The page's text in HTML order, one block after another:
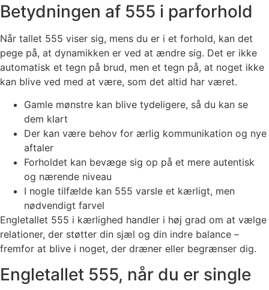
Betydningen af 555 i parforhold
Når tallet 555 viser sig, mens du er i et forhold, kan det
pege på, at dynamikken er ved at ændre sig. Det er ikke
automatisk et tegn på brud, men et tegn på, at noget ikke
kan blive ved med at være, som det altid har været.
Gamle mønstre kan blive tydeligere, så du kan se
dem klart
Der kan være behov for ærlig kommunikation og nye
aftaler
Forholdet kan bevæge sig op på et mere autentisk
og nærende niveau
I nogle tilfælde kan 555 varsle et kærligt, men
nødvendigt farvel
Engletallet 555 i kærlighed handler i høj grad om at vælge
relationer, der støtter din sjæl og din indre balance –
fremfor at blive i noget, der dræner eller begrænser dig.
Engletallet 555, når du er single